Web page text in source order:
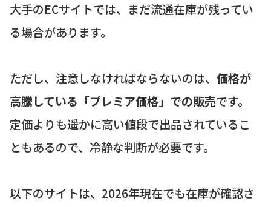
大手のECサイトでは、まだ流通在庫が残ってい
る場合があります。
ただし、注意しなければならないのは、 価格が
高騰している「プレミア価格」での販売です。
定価よりも遥かに高い値段で出品されているこ
ともあるので、冷静な判断が必要です。
以下のサイトは、2026年現在でも在庫が確認さ